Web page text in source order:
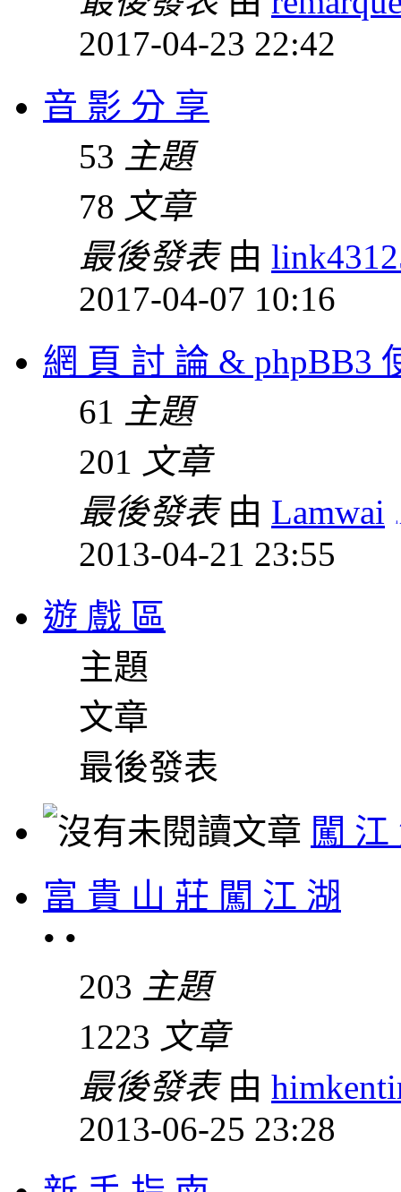
2017-04-23 22:42
音 影 分 享
53 主題
78 文章
最後發表由
2017-04-07 10:16
網 頁 討 論 & phpBB3
61
主題
201 文章
最後發表由 Lamwai
2013-04-21 23:55
遊 戲 區
主題
文章
最後發表
闖 江
富 貴 山 莊 闖 江 湖
• •
203 主題
1223 文章
最後發表由
2013-06-25 23:28